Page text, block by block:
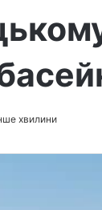
хвилини